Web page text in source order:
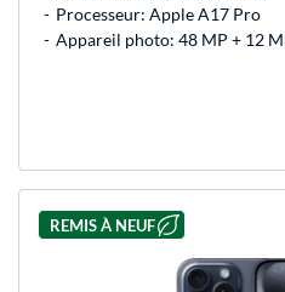
Processeur: Apple A17 Pro
Appareil photo: 48 MP + 12
REMIS À NEUF